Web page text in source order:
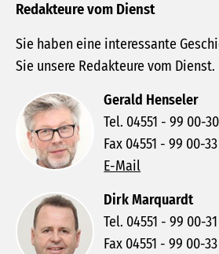
Redakteure vom Dienst
Sie haben eine interessante
Sie unsere Redakteure vom Dienst.
Gerald Henseler
Tel. 04551 - 99 00-30
Fax 04551 - 99 00-33
E-Mail
Dirk Marquardt
Tel. 04551 - 99 00-31
Fax 04551 - 99 00-33